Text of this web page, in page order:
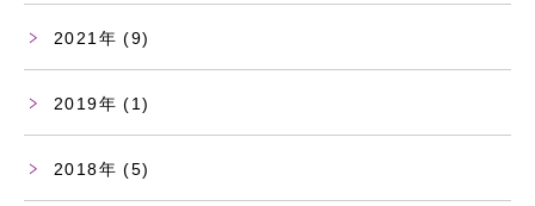
2021 (9)
2019 (1)
2018 (5)